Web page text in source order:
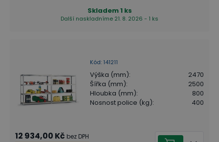
Skladem1 ks
Další naskladníme 21. 8. 2026 - 1 ks
Kód: 141211
Výška (mm):
2470
Šířka (mm):
2500
Hloubka (mm):
800
Nosnost police (kg): 400
12 934,00 Kč bez DPH